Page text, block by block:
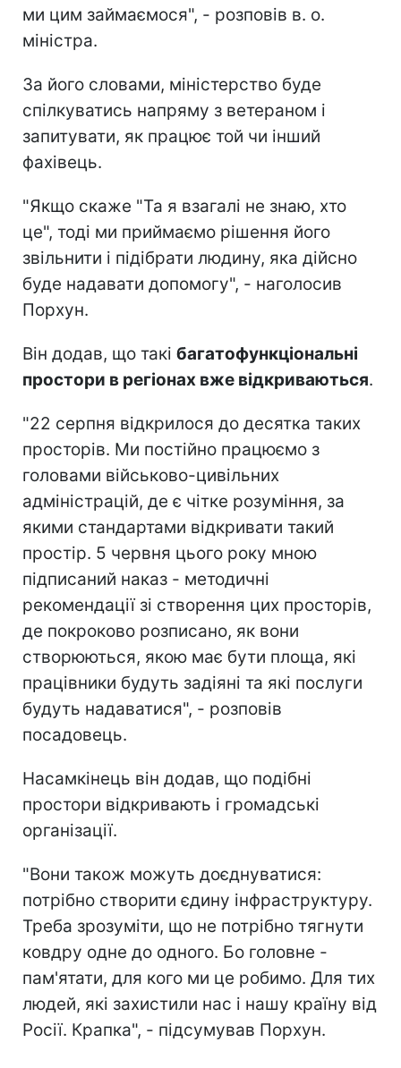
ми цим займаємося", - розповів в. о.
міністра.
За його словами, міністерство буде
спілкуватись напряму з ветераном і
запитувати, як працює той чи інший
фахівець.
"Якщо скаже "Та я взагалі не знаю, хто
це", тоді ми приймаємо рішення його
звільнити і підібрати людину, яка дійсно
буде надавати допомогу", - наголосив
Порхун.
Він додав, що такі багатофункціональні
простори в регіонах вже відкриваються.
"22 серпня відкрилося до десятка таких
просторів. Ми постійно працюємо з
головами військово-цивільних
адміністрацій, де є чітке розуміння, за
якими стандартами відкривати такий
простір. 5 червня цього року мною
підписаний наказ - методичні
рекомендації зі створення цих просторів,
де покроково розписано, як вони
створюються, якою має бути площа, які
працівники будуть задіяні та які послуги
будуть надаватися", - розповів
посадовець.
Насамкінець він додав, що подібні
простори відкривають і громадські
організації.
"Вони також можуть доєднуватися:
потрібно створити єдину інфраструктуру.
Треба зрозуміти, що не потрібно тягнути
ковдру одне до одного. Бо головне -
пам'ятати, для кого ми це робимо. Для тих
людей, які захистили нас і нашу країну від
Росії. Крапка", - підсумував Порхун.